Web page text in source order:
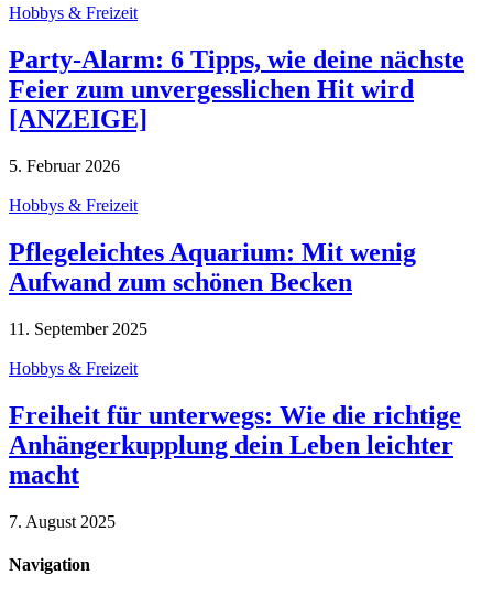
Hobbys & Freizeit
Party-Alarm: 6 Tipps, wie deine nächste
Feier zum unvergesslichen Hit wird
[ANZEIGE]
5. Februar 2026
Hobbys & Freizeit
Pflegeleichtes Aquarium: Mit wenig
Aufwand zum schönen Becken
11. September 2025
Hobbys & Freizeit
Freiheit für unterwegs: Wie die richtige
Anhängerkupplung dein Leben leichter
macht
7. August 2025
Navigation